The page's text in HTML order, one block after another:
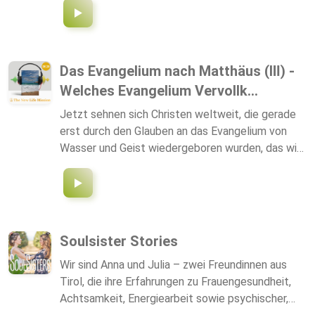
Das Evangelium nach Matthäus (Ⅲ) -
Welches Evangelium Vervollk...
Jetzt sehnen sich Christen weltweit, die gerade
erst durch den Glauben an das Evangelium von
Wasser und Geist wiedergeboren wurden, das wir
verbereiten, tatsächlich danach mit dem Brot des
Lebens genährt zu werden. Aber es ist schwierig
für sie mit uns...
Soulsister Stories
Wir sind Anna und Julia – zwei Freundinnen aus
Tirol, die ihre Erfahrungen zu Frauengesundheit,
Achtsamkeit, Energiearbeit sowie psychischer,